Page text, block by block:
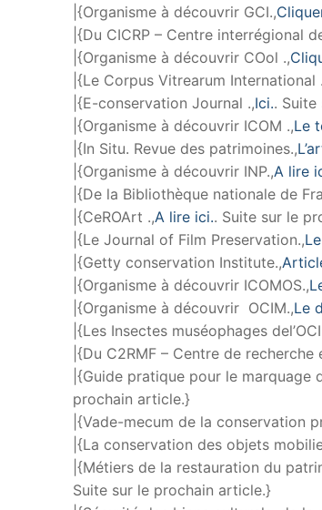
|{Organisme à découvrir GCI.,
|{Du CICRP – Centre interrégional
|{Organisme à découvrir COol .,
|{Le Corpus Vitrearum International
|{E-conservation Journal .,Ici..
|{Organisme à découvrir ICOM .,Le
|{In Situ. Revue des patrimoines.,
|{Organisme à découvrir INP.,A lire
|{De la Bibliothèque nationale de
|{CeROArt .,A lire ici.. Suite sur le
|{Le Journal of Film Preservation.,
|{Getty conservation Institute.,
|{Organisme à découvrir ICOMOS.,
|{Organisme à découvrir OCIM.,Le
|{Les Insectes muséophages
|{Du C2RMF – Centre de
|{Guide pratique pour le marquage
prochain article.}
|{Vade-mecum de la conservation
|{La conservation des objets
|{Métiers de la restauration du
Suite sur le prochain article.}